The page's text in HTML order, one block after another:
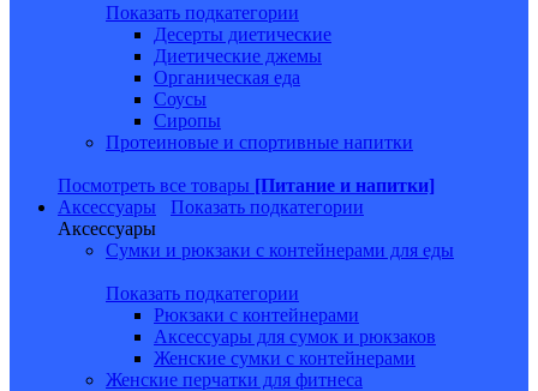
Показать подкатегории
Десерты диетические
Диетические джемы
Органическая еда
Соусы
Сиропы
Протеиновые и спортивные напитки
Посмотреть все товары [Питание и напитки]
Аксессуары
Показать подкатегории
Аксессуары
Сумки и рюкзаки с контейнерами для еды
Показать подкатегории
Рюкзаки с контейнерами
Аксессуары для сумок и рюкзаков
Женские сумки с контейнерами
Женские перчатки для фитнеса